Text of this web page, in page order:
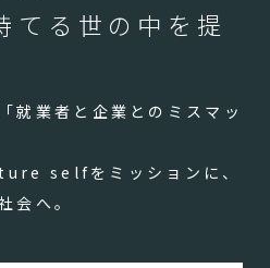
てる世の中を提
就業者と企業とのミスマッ
selfをミッションに、
会へ。